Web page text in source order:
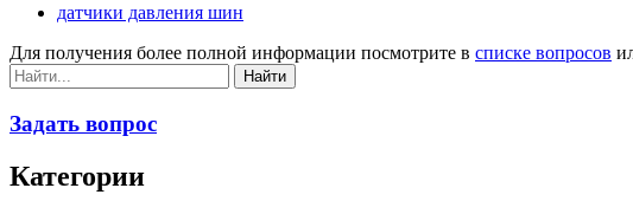
датчики давления шин
Для получения более полной информации посмотрите в списке вопросов
Задать вопрос
Категории